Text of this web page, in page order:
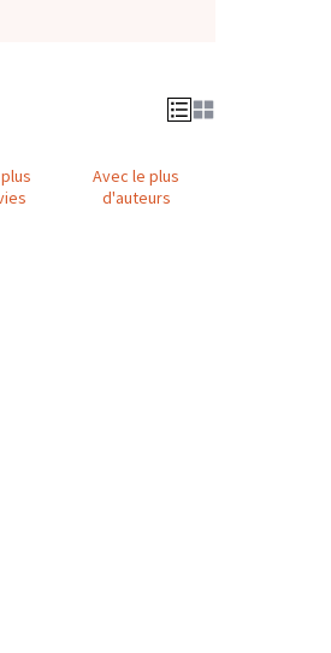
Avec le plus
d'auteurs